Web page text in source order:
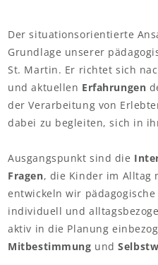
Verbund
Träger
STEP
Downloads
Der situationsorientierte
Grundlage unserer
St. Martin. Er richtet sich
und aktuellen Erfahrungen
der Verarbeitung von
dabei zu begleiten, sich in
Ausgangspunkt sind die
Fragen, die Kinder im Alltag
entwickeln wir
individuell und
aktiv in die Planung
Mitbestimmung und